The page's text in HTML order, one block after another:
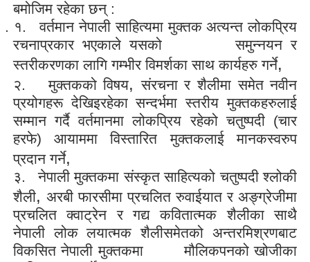
बमोजिम रहेका छन् :
१.
वर्तमान नेपाली साहित्यमा मुक्तक अत्यन्त लोकप्रिय
रचनाप्रकार भएकाले यसको समुन्नयन र
स्तरीकरणका लागि गम्भीर विमर्शका साथ कार्यहरु गर्ने,
२. मुक्तकको विषय,संरचना र शैलीमा समेत नवीन
प्रयोगहरू देखिइरहेका सन्दर्भमा स्तरीय मुक्तकहरुलाई
सम्मान गर्दै वर्तमानमा लोकप्रिय रहेको चतुष्पदी (चार
हरफे) आयाममा विस्तारित मुक्तकलाई मानकस्वरुप
प्रदान गर्ने,
३.
नेपाली मुक्तकमा संस्कृत साहित्यको चतुष्पदी श्लोकी
शैली, अरबी फारसीमा प्रचलित रुवाईयात र अङ्ग्रेजीमा
प्रचलित क्वाट्रेन र गद्य कवितात्मक शैलीका साथै
नेपाली लोक लयात्मक शैलीसमेतको अन्तरमिश्रणबाट
विकसित नेपाली मुक्तकमा
मौलिकपनको खोजीका